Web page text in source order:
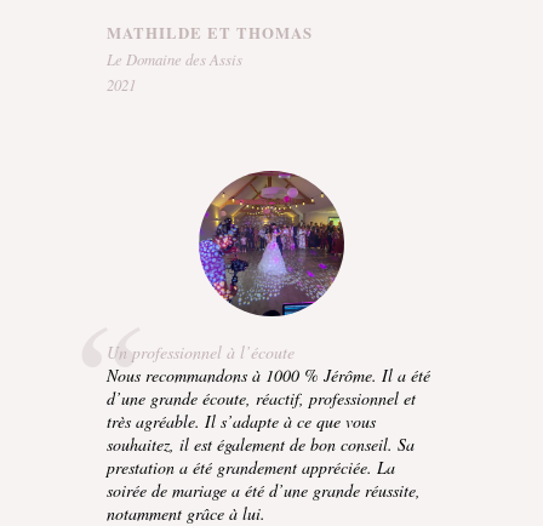
MATHILDE ET THOMAS
Le Domaine des Assis
2021
Un professionnel à l’écoute
Nous recommandons à 1000 % Jérôme. Il a été
d’une grande écoute, réactif, professionnel et
très agréable. Il s’adapte à ce que vous
souhaitez, il est également de bon conseil. Sa
prestation a été grandement appréciée. La
soirée de mariage a été d’une grande réussite,
notamment grâce à lui.